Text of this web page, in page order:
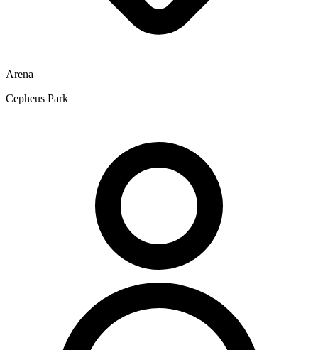
Arena
Cepheus Park